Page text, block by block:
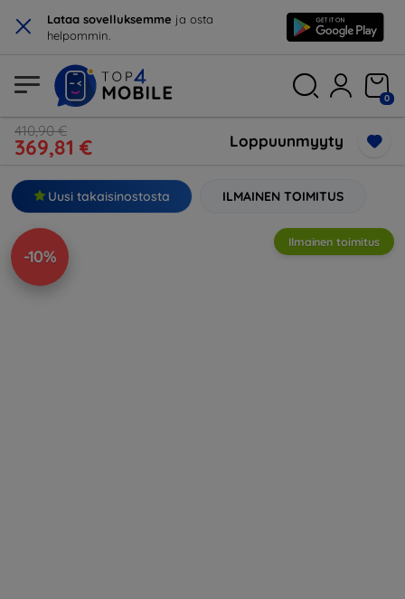
× Lataa sovelluksemme ja osta
helpommin.
0
410,90 €
369,81 € Loppuunmyyty
Uusi takaisinostosta ILMAINEN TOIMITUS
-10%
Ilmainen toimitus